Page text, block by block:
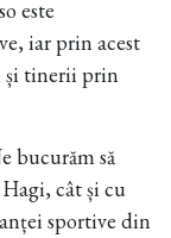
este
iar prin acest
și tinerii prin
bucurăm să
cât și cu
sportive din